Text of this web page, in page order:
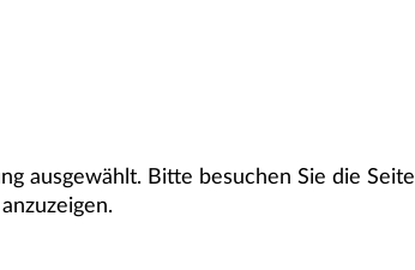
ausgewählt. Bitte besuchen Sie die Seite